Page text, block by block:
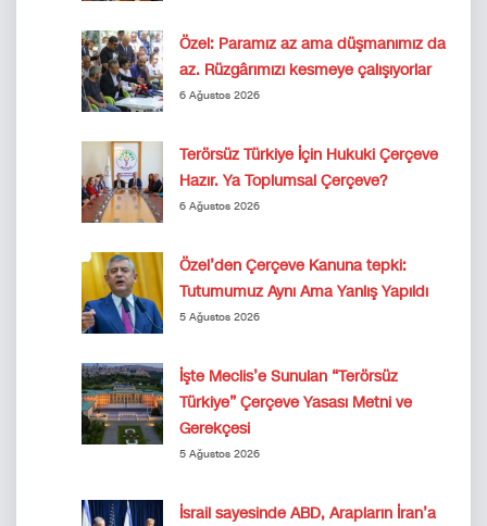
Özel: Paramız az ama düşmanımız da
az. Rüzgârımızı kesmeye çalışıyorlar
6 Ağustos 2026
Terörsüz Türkiye İçin Hukuki Çerçeve
Hazır. Ya Toplumsal Çerçeve?
6 Ağustos 2026
Özel’den Çerçeve Kanuna tepki:
Tutumumuz Aynı Ama Yanlış Yapıldı
5 Ağustos 2026
İşte Meclis’e Sunulan “Terörsüz
Türkiye” Çerçeve Yasası Metni ve
Gerekçesi
5 Ağustos 2026
İsrail sayesinde ABD, Arapların İran’a